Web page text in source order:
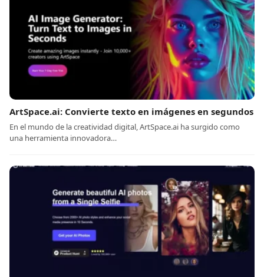
ArtSpace.ai: Convierte texto en imágenes en segundos
En el mundo de la creatividad digital, ArtSpace.ai ha surgido como
una herramienta innovadora…